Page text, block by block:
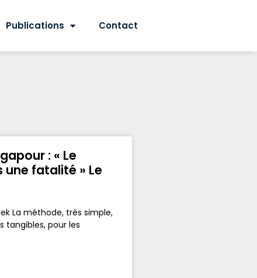
Publications Contact
: « Le
une fatalité » Le
La méthode, très simple,
tangibles, pour les